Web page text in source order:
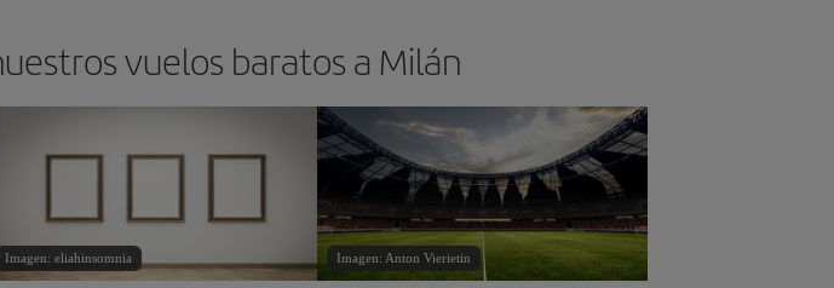
vuelos baratos a Milán
Imagen: eliahinsomnia Imagen: Anton Vierietin